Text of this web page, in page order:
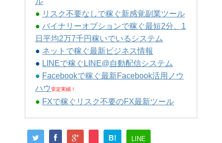
● リスク不要なしで稼ぐ新感覚副業ツール
● バイナリーオプションで稼ぐ最短2分、1
日平均2万7千円稼いでいるシステム
● ネットで稼ぐ最新ビジネス情報
● LINEで稼ぐLINE@自動配信システム
● Facebookで稼ぐ最新Facebook活用ノウ
ハウ安定実績！
● FXで稼ぐリスク不要のFX最新ツール
B! LINE